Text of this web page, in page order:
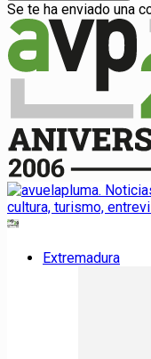
Se te ha enviado una
Extremadura